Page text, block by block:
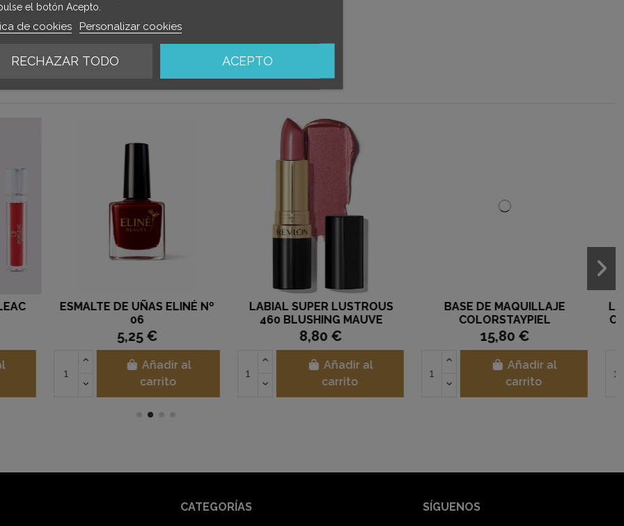
intenso.
al
AGUA LIMPIADORA VITAMINA
11,50 €
Añadir al
carrito
LABIAL SUPER LUSTROUS
740 CERTAINLY RED REVLON
8,80 €
Añadir al
carrito
ESMALTE DE UÑAS ELINÉ Nº
30
5,25 €
Añadir al
carrito
CATEGORÍAS
el botón Acepto.
de cookies Personalizar cookies
RECHAZAR TODO ACEPTO
SÍGUENOS